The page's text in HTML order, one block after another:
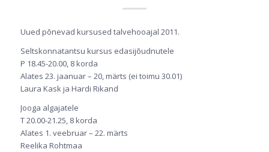
Uued põnevad kursused talvehooajal 2011.
Seltskonnatantsu kursus edasijõudnutele
P 18.45-20.00, 8 korda
Alates 23. jaanuar – 20, märts (ei toimu 30.01)
Laura Kask ja Hardi Rikand
Jooga algajatele
T 20.00-21.25, 8 korda
Alates 1. veebruar – 22. märts
Reelika Rohtmaa